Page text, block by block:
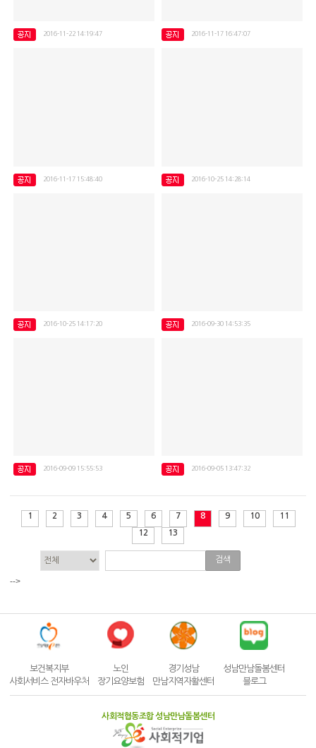
2016-11-22 14:19:47 2016-11-17 16:47:07
2016-11-17 15:48:40 2016-10-25 14:28:14
2016-10-25 14:17:20 2016-09-30 14:53:35
2016-09-09 15:55:53 2016-09-05 13:47:32
1 2 3 4 5 6 7 8 9 10
11
12
13
검색
-->
보건복지부
사회서비스 전자바우처
노인
장기요양보험
경기성남
만남지역자활센터
성남만남돌봄센터
블로그
사회적협동조합 성남만남돌봄센터